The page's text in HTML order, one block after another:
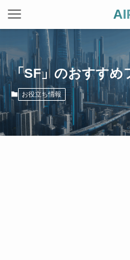
「SF」のおすすめ
お役立ち情報